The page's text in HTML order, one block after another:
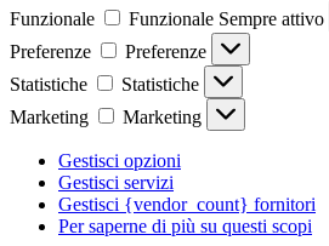
Funzionale
Funzionale Sempre attivo
Preferenze
Preferenze
Statistiche
Statistiche
Marketing
Marketing
Gestisci opzioni
Gestisci servizi
Gestisci {vendor_count} fornitori
Per saperne di più su questi scopi